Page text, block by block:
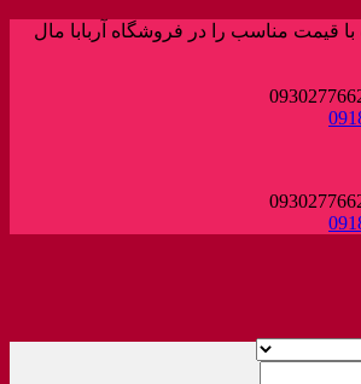
قیمت مناسب را در فروشگاه آربابا مال